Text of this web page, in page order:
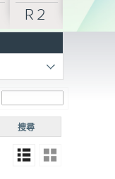
R2
搜尋